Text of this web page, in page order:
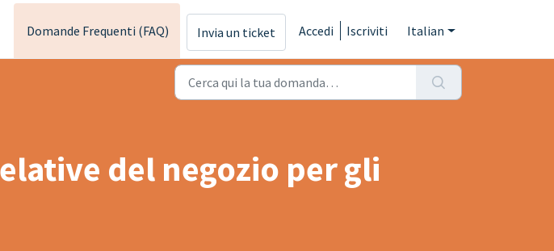
Domande Frequenti (FAQ) Invia un ticket Accedi Iscriviti Italian
del negozio per gli